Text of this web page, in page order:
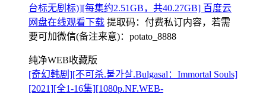
台标无剧标)][每集约2.51GB，共40.27GB] 百度云
网盘在线观看下载 提取码： 付费私订内容，若需
要可加微信(备注来意)：potato_8888
纯净WEB收藏版
[奇幻韩剧][不可杀.불가살.Bulgasal：Immortal Souls]
[2021][全1-16集][1080p.NF.WEB-